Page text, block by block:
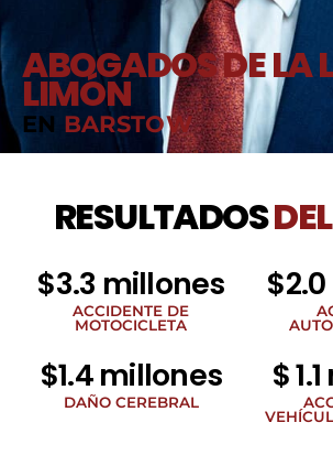
ABOGADOS DE LA
LIMÓN
EN BARSTOW
RESULTADOS
$3.3 millones
ACCIDENTE DE
MOTOCICLETA
$1.4 millones
DAÑO CEREBRAL
$